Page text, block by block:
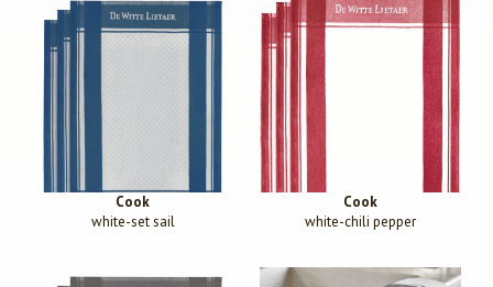
Cook
white-set sail
Cook
white-chili pepper